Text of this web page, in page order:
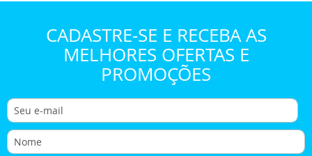
CADASTRE-SE E RECEBA AS
MELHORES OFERTAS E
PROMOÇÕES